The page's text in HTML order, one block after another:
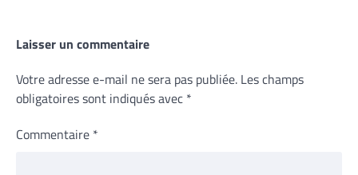
Laisser un commentaire
Votre adresse e-mail ne sera pas publiée. Les champs
obligatoires sont indiqués avec *
Commentaire *